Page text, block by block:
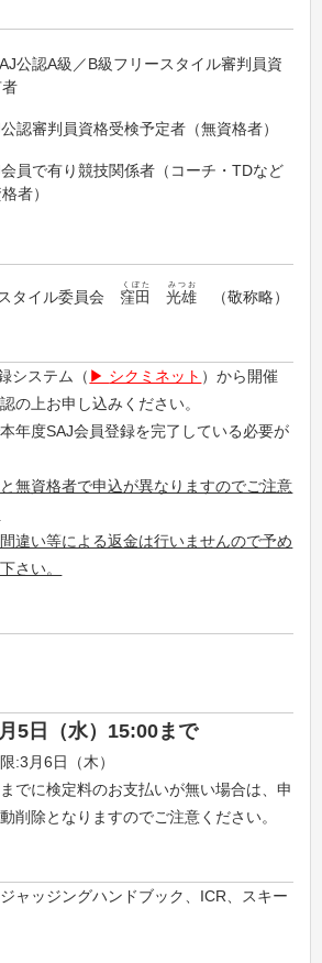
公認A級／B級フリースタイル審判員資
認審判員資格受検予定者（無資格者）
員で有り競技関係者（コーチ・TDなど
者）
タイル委員会窪田
くぼた
光雄
みつお
（敬称略）
システム（
シクミネット ）から開催
の上お申し込みください。
年度SAJ会員登録を完了している必要が
無資格者で申込が異なりますのでご注意
違い等による返金は行いませんので予め
さい。
5日（水）15:00まで
:3月6日（木）
でに検定料のお支払いが無い場合は、申
削除となりますのでご注意ください。
ャッジングハンドブック、ICR、スキー